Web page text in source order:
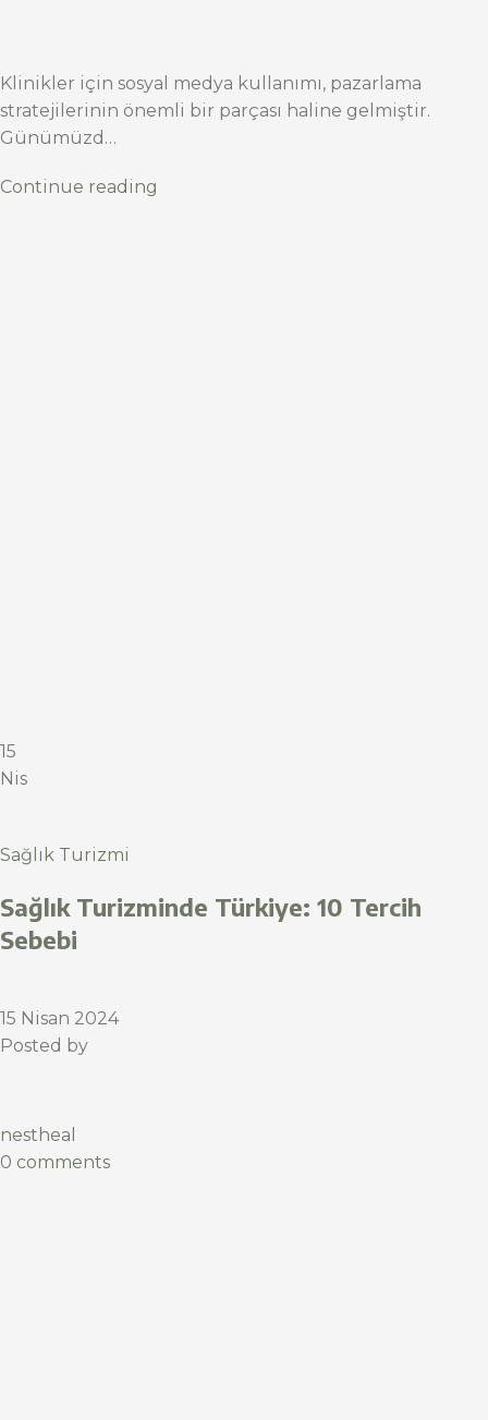
Klinikler için sosyal medya kullanımı, pazarlama
stratejilerinin önemli bir parçası haline gelmiştir.
Günümüzd…
Continue reading
15
Nis
Sağlık Turizmi
Sağlık Turizminde Türkiye: 10 Tercih
Sebebi
15 Nisan 2024
Posted by
nestheal
0 comments